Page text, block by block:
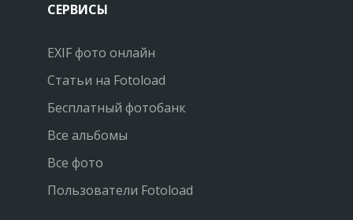
СЕРВИСЫ
EXIF фото онлайн
Статьи на Fotoload
Бесплатный фотобанк
Все альбомы
Все фото
Пользователи Fotoload